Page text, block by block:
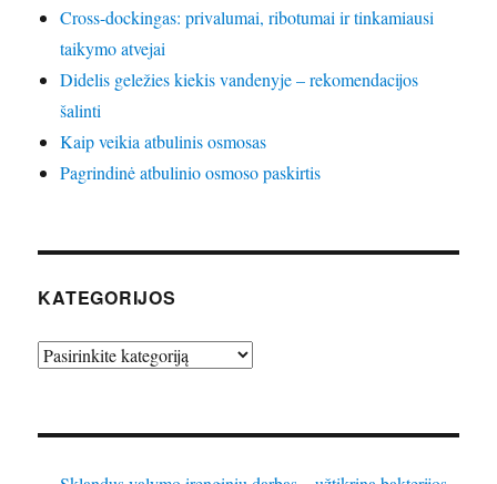
Cross-dockingas: privalumai, ribotumai ir tinkamiausi
taikymo atvejai
Didelis geležies kiekis vandenyje – rekomendacijos
šalinti
Kaip veikia atbulinis osmosas
Pagrindinė atbulinio osmoso paskirtis
KATEGORIJOS
Kategorijos